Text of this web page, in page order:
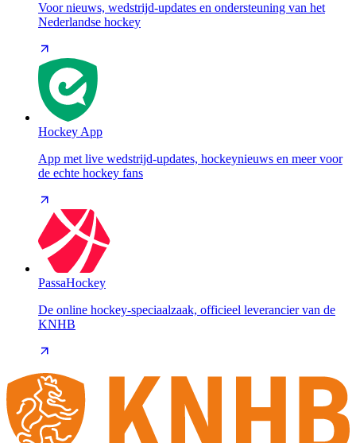
Voor nieuws, wedstrijd-updates en ondersteuning van het
Nederlandse hockey
Hockey App
App met live wedstrijd-updates, hockeynieuws en meer voor
de echte hockey fans
PassaHockey
De online hockey-speciaalzaak, officieel leverancier van de
KNHB